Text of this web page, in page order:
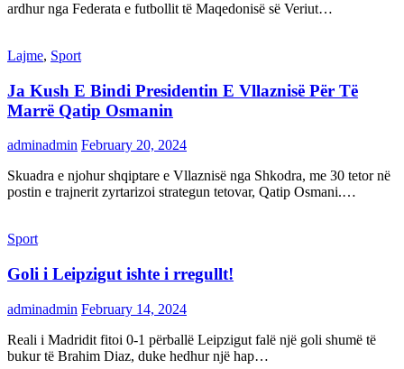
ardhur nga Federata e futbollit të Maqedonisë së Veriut…
Lajme, Sport
Ja Kush E Bindi Presidentin E Vllaznisë Për Të
Marrë Qatip Osmanin
adminadmin February 20, 2024
Skuadra e njohur shqiptare e Vllaznisë nga Shkodra, me 30 tetor në
postin e trajnerit zyrtarizoi strategun tetovar, Qatip Osmani.…
Sport
Goli i Leipzigut ishte i rregullt!
adminadmin February 14, 2024
Reali i Madridit fitoi 0-1 përballë Leipzigut falë një goli shumë të
bukur të Brahim Diaz, duke hedhur një hap…